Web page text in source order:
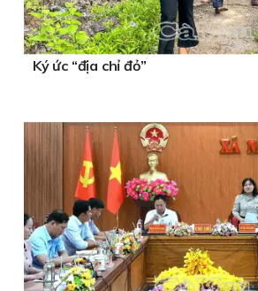
Ký ức “địa chỉ đỏ”